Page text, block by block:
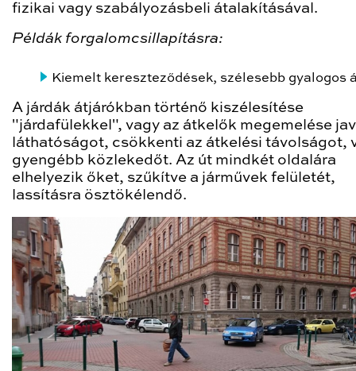
fizikai vagy szabályozásbeli átalakításával.
Példák forgalomcsillapításra:
Kiemelt kereszteződések, szélesebb gyalogos
A járdák átjárókban történő kiszélesítése
"járdafülekkel", vagy az átkelők megemelése
láthatóságot, csökkenti az átkelési távolságot,
gyengébb közlekedőt. Az út mindkét oldalára
elhelyezik őket, szűkítve a járművek felületét,
lassításra ösztökélendő.